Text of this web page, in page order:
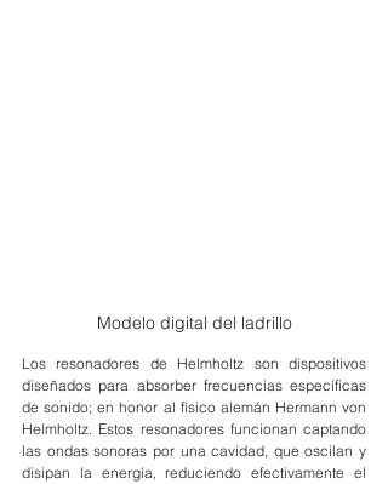
Modelo digital del ladrillo
Los resonadores de Helmholtz son dispositivos
diseñados para absorber frecuencias específicas
de sonido; en honor al físico alemán Hermann von
Helmholtz. Estos resonadores funcionan captando
las ondas sonoras por una cavidad, que oscilan y
disipan la energía, reduciendo efectivamente el